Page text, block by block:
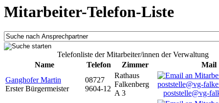
Mitarbeiter-Telefon-Liste
Telefonliste der Mitarbeiter/innen der Verwaltung
Name
Telefon Zimmer
Mail
Ganghofer Martin
Erster Bürgermeister
08727
9604-12
Rathaus
Falkenberg
A 3
poststelle@vg-